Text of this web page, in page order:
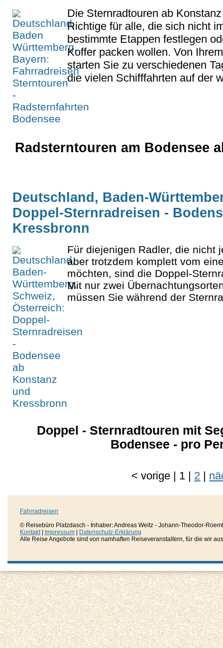
Die Sternradtouren ab
Richtige für alle, die sich nicht
bestimmte Etappen festlegen
Koffer packen wollen. Von
starten Sie zu verschiedenen
die vielen Schifffahrten auf der
Radsterntouren am Bodensee
Deutschland, Baden-
Doppel-Sternradreisen -
Kressbronn
Für diejenigen Radler, die nicht
aber trotzdem komplett vom
möchten, sind die Doppel-
Mit nur zwei
müssen Sie während der
Doppel - Sternradtouren mit
Bodensee - pro
<vorige | 1 | 2 |
Fahrradreisen
© Reisebüro Platzdasch - Inhaber: Andreas Weitz - Johann-Theodor-
Kontakt| Impressum
Datenschutz-Erklärung
Alle Reise Angebote sind von namhaften Reiseveranstaltern, für die wir